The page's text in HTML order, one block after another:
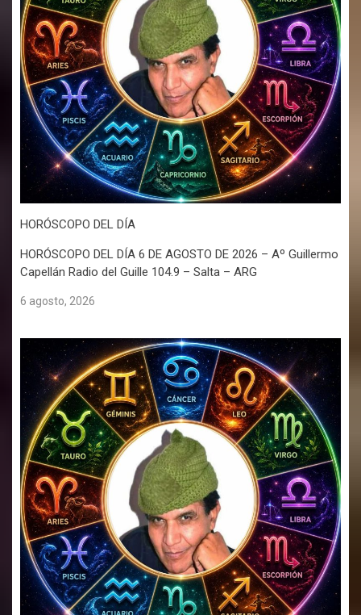
HORÓSCOPO DEL DÍA
HORÓSCOPO DEL DÍA 6 DE AGOSTO DE 2026 – Aº Guillermo
Capellán Radio del Guille 104.9 – Salta – ARG
6 agosto, 2026